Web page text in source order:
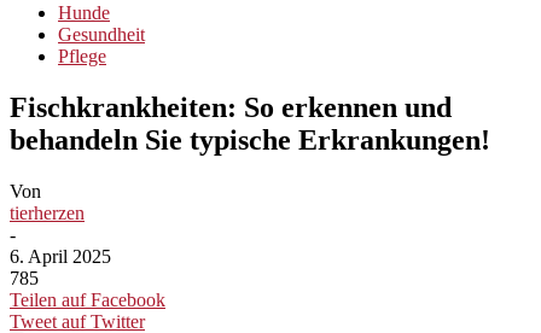
Hunde
Gesundheit
Pflege
Fischkrankheiten: So erkennen und
behandeln Sie typische Erkrankungen!
Von
tierherzen
-
6. April 2025
785
Teilen auf Facebook
Tweet auf Twitter